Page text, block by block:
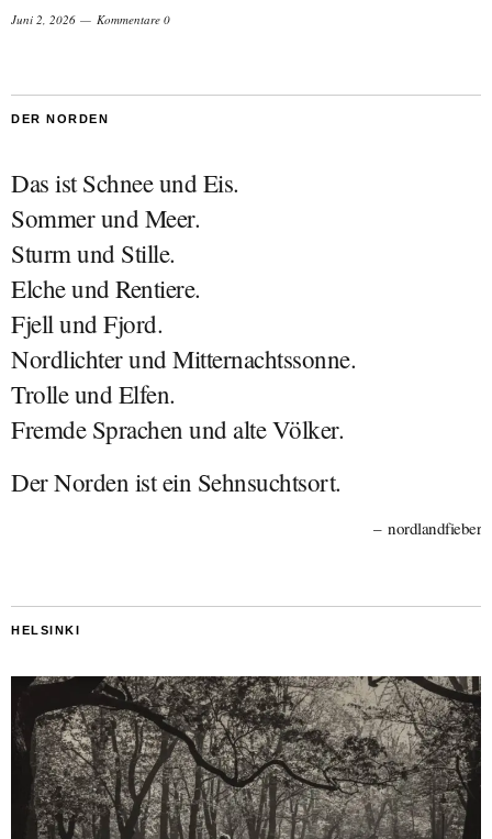
Juni 2, 2026 Kommentare 0
DER NORDEN
Das ist Schnee und Eis.
Sommer und Meer.
Sturm und Stille.
Elche und Rentiere.
Fjell und Fjord.
Nordlichter und Mitternachtssonne.
Trolle und Elfen.
Fremde Sprachen und alte Völker.
Der Norden ist ein Sehnsuchtsort.
nordlandfieber
HELSINKI